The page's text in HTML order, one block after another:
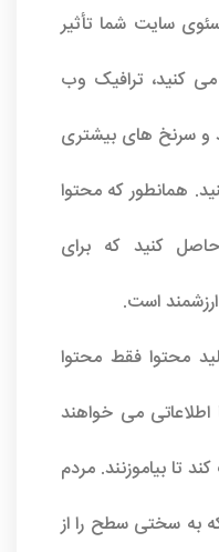
سایت شما تأثیر
کنید، ترافیک وب
و سرنخ های بیشتری
همانطور که محتوا
کنید که برای
است.
محتوا فقط محتوا
اطلاعاتی می خواهند
تا بیاموزنند. مردم
به سختی سطح را از